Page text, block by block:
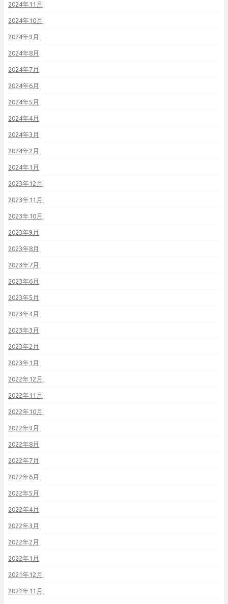
2024年11月
2024年10月
2024年9月
2024年8月
2024年7月
2024年6月
2024年5月
2024年4月
2024年3月
2024年2月
2024年1月
2023年12月
2023年11月
2023年10月
2023年9月
2023年8月
2023年7月
2023年6月
2023年5月
2023年4月
2023年3月
2023年2月
2023年1月
2022年12月
2022年11月
2022年10月
2022年9月
2022年8月
2022年7月
2022年6月
2022年5月
2022年4月
2022年3月
2022年2月
2022年1月
2021年12月
2021年11月